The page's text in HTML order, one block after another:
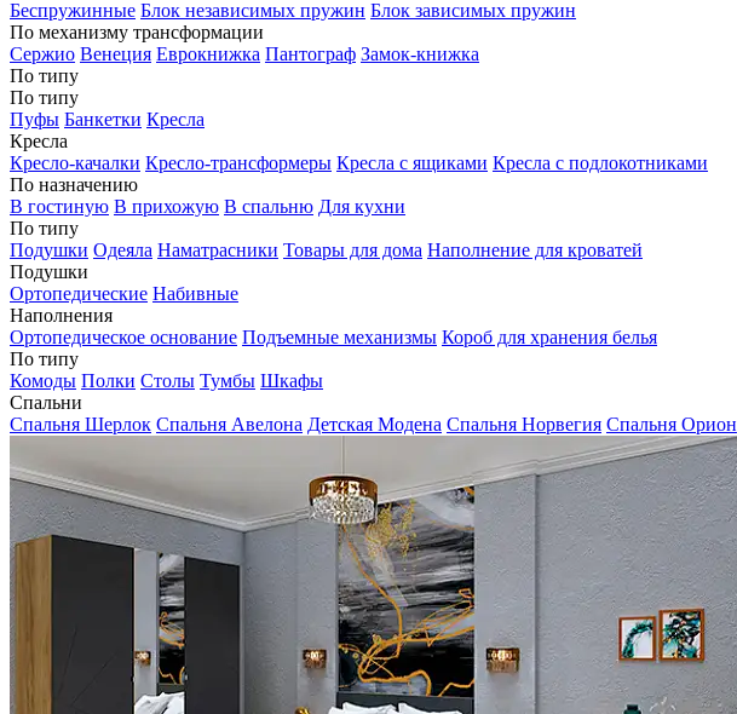
Беспружинные Блок независимых пружин Блок зависимых пружин
По механизму трансформации
Сержио Венеция Еврокнижка Пантограф Замок-книжка
По типу
По типу
Пуфы Банкетки Кресла
Кресла
Кресло-качалки Кресло-трансформеры Кресла с ящиками Кресла с подлокотниками
По назначению
В гостиную В прихожую В спальню Для кухни
По типу
Подушки Одеяла Наматрасники Товары для дома Наполнение для кроватей
Подушки
Ортопедические Набивные
Наполнения
Ортопедическое основание Подъемные механизмы Короб для хранения белья
По типу
Комоды Полки Столы Тумбы Шкафы
Спальни
Спальня Шерлок Спальня Авелона Детская Модена Спальня Норвегия Спальня Орион